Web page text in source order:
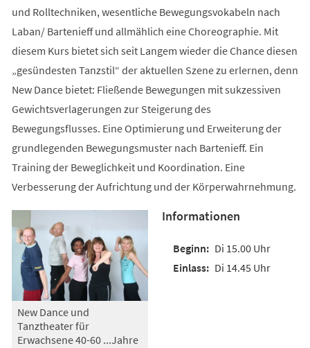
und Rolltechniken, wesentliche Bewegungsvokabeln nach
Laban/ Bartenieff und allmählich eine Choreographie. Mit
diesem Kurs bietet sich seit Langem wieder die Chance diesen
„gesündesten Tanzstil“ der aktuellen Szene zu erlernen, denn
New Dance bietet: Fließende Bewegungen mit sukzessiven
Gewichtsverlagerungen zur Steigerung des
Bewegungsflusses. Eine Optimierung und Erweiterung der
grundlegenden Bewegungsmuster nach Bartenieff. Ein
Training der Beweglichkeit und Koordination. Eine
Verbesserung der Aufrichtung und der Körperwahrnehmung.
New Dance und
Tanztheater für
Erwachsene 40-60 ...Jahre
Informationen
Di 15.00 Uhr
Di 14.45 Uhr